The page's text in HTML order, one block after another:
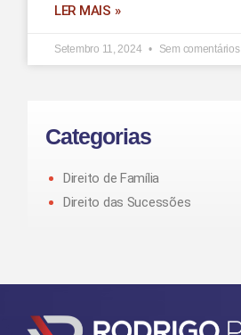
LER MAIS »
Setembro 11, 2024 Sem comentários
Categorias
Direito de Família
Direito das Sucessões